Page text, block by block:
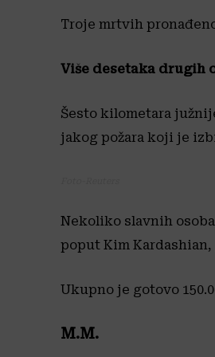
Troje mrtvih
Više desetaka drugih
Šesto kilometara
jakog požara koji je
Nekoliko slavnih
poput Kim
Ukupno je gotovo
M.M.